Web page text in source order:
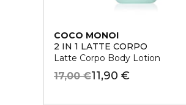
COCO MONOI
2 IN 1 LATTE CORPO
Latte Corpo Body Lotion
11,90 €
17,00 €